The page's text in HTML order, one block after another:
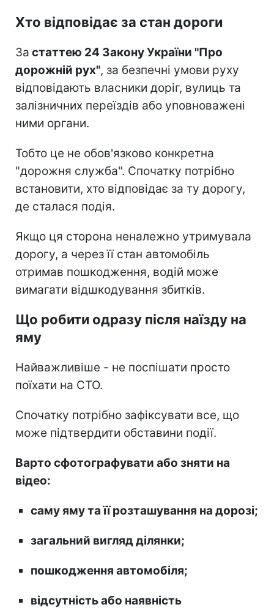
Хто відповідає за стан дороги
За статтею 24 Закону України "Про
дорожній рух", за безпечні умови руху
відповідають власники доріг, вулиць та
залізничних переїздів або уповноважені
ними органи.
Тобто це не обов'язково конкретна
"дорожня служба". Спочатку потрібно
встановити, хто відповідає за ту дорогу,
де сталася подія.
Якщо ця сторона неналежно утримувала
дорогу, а через її стан автомобіль
отримав пошкодження, водій може
вимагати відшкодування збитків.
Що робити одразу після наїзду на
яму
Найважливіше - не поспішати просто
поїхати на СТО.
Спочатку потрібно зафіксувати все, що
може підтвердити обставини події.
Варто сфотографувати або зняти на
відео:
саму яму та її розташування на дорозі;
загальний вигляд ділянки;
пошкодження автомобіля;
відсутність або наявність